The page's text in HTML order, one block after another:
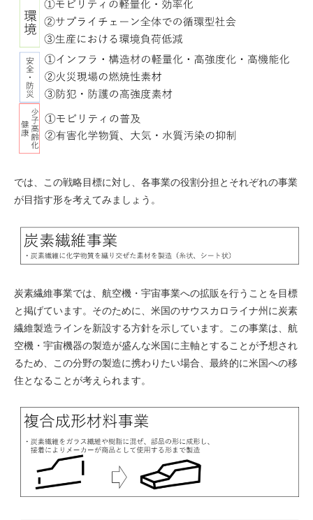
では、この戦略目標に対し、各事業の役割分担とそれぞれの事業
が目指す形を考えてみましょう。
炭素繊維事業では、航空機・宇宙事業への拡販を行うことを目標
と掲げています。そのために、米国のサウスカロライナ州に炭素
繊維製造ラインを新設する方針を示しています。この事業は、航
空機・宇宙機器の製造が盛んな米国に主軸とすることが予想され
るため、この分野の製造に携わりたい場合、最終的に米国への移
住となることが考えられます。